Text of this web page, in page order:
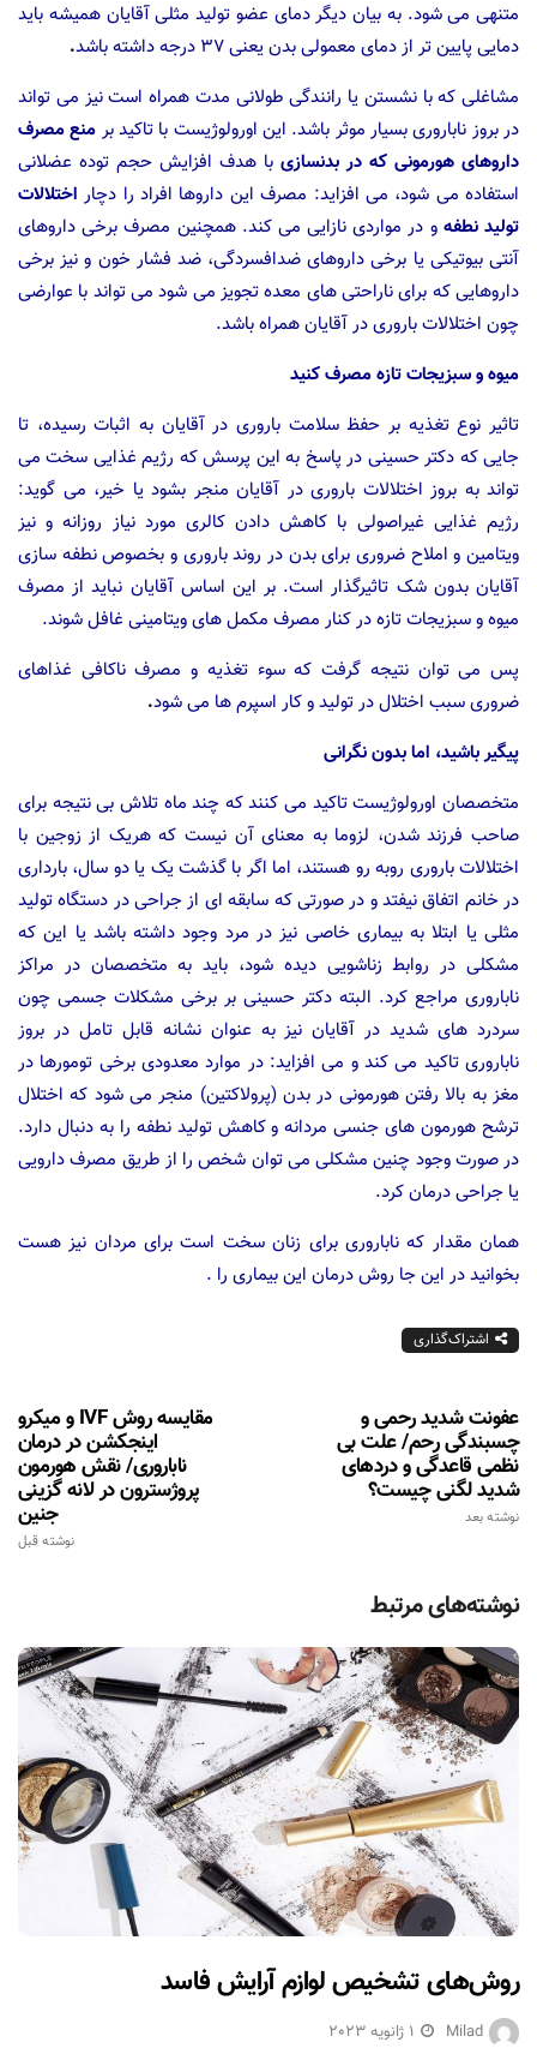
متنهی می شود. به بیان دیگر دمای عضو تولید مثلی آقایان همیشه باید
دمایی پایین تر از دمای معمولی بدن یعنی ۳۷ درجه داشته باشد
.
مشاغلی که با نشستن یا رانندگی طولانی مدت همراه است نیز می تواند
در بروز ناباروری بسیار موثر باشد. این اورولوژیست با تاکید بر منع مصرف
داروهای هورمونی که در بدنسازی با هدف افزایش حجم توده عضلانی
استفاده می شود، می افزاید: مصرف این داروها افراد را دچار اختلالات
تولید نطفه و در مواردی نازایی می کند. همچنین مصرف برخی داروهای
آنتی بیوتیکی یا برخی داروهای ضدافسردگی، ضد فشار خون و نیز برخی
داروهایی که برای ناراحتی های معده تجویز می شود می تواند با عوارضی
چون اختلالات باروری در آقایان همراه باشد.
میوه و سبزیجات تازه مصرف کنید
تاثیر نوع تغذیه بر حفظ سلامت باروری در آقایان به اثبات رسیده، تا
جایی که دکتر حسینی در پاسخ به این پرسش که رژیم غذایی سخت می
تواند به بروز اختلالات باروری در آقایان منجر بشود یا خیر، می گوید:
رژیم غذایی غیراصولی با کاهش دادن کالری مورد نیاز روزانه و نیز
ویتامین و املاح ضروری برای بدن در روند باروری و بخصوص نطفه سازی
آقایان بدون شک تاثیرگذار است. بر این اساس آقایان نباید از مصرف
میوه و سبزیجات تازه در کنار مصرف مکمل های ویتامینی غافل شوند.
پس می توان نتیجه گرفت که سوء تغذیه و مصرف ناکافی غذاهای
ضروری سبب اختلال در تولید و کار اسپرم ها می شود.
پیگیر باشید، اما بدون نگرانی
متخصصان اورولوژیست تاکید می کنند که چند ماه تلاش بی نتیجه برای
صاحب فرزند شدن، لزوما به معنای آن نیست که هریک از زوجین با
اختلالات باروری روبه رو هستند، اما اگر با گذشت یک یا دو سال، بارداری
در خانم اتفاق نیفتد و در صورتی که سابقه ای از جراحی در دستگاه تولید
مثلی یا ابتلا به بیماری خاصی نیز در مرد وجود داشته باشد یا این که
مشکلی در روابط زناشویی دیده شود، باید به متخصصان در مراکز
ناباروری مراجع کرد. البته دکتر حسینی بر برخی مشکلات جسمی چون
سردرد های شدید در آقایان نیز به عنوان نشانه قابل تامل در بروز
ناباروری تاکید می کند و می افزاید: در موارد معدودی برخی تومورها در
مغز به بالا رفتن هورمونی در بدن (پرولاکتین) منجر می شود که اختلال
ترشح هورمون های جنسی مردانه و کاهش تولید نطفه را به دنبال دارد.
در صورت وجود چنین مشکلی می توان شخص را از طریق مصرف دارویی
یا جراحی درمان کرد.
همان مقدار که ناباروری برای زنان سخت است برای مردان نیز هست
بخوانید در این جا روش درمان این بیماری را .
اشتراک‌گذاری
مقایسه روش IVF و میکرو
اینجکشن در درمان
ناباروری/ نقش هورمون
پروژسترون در لانه گزینی
جنین
نوشته قبل
عفونت شدید رحمی و
چسبندگی رحم/ علت بی
نظمی قاعدگی و دردهای
شدید لگنی چیست؟
نوشته بعد
نوشته‌های مرتبط
روش‌های تشخیص لوازم آرایش فاسد
Milad 1 ژانویه 2023